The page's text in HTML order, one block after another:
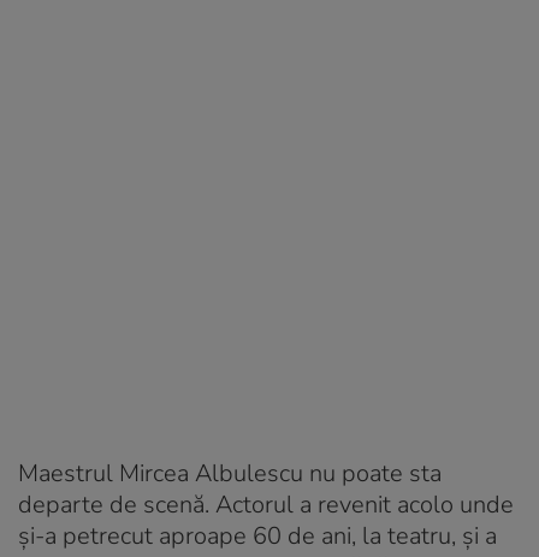
Maestrul Mircea Albulescu nu poate sta
departe de scenă. Actorul a revenit acolo unde
şi-a petrecut aproape 60 de ani, la teatru, şi a